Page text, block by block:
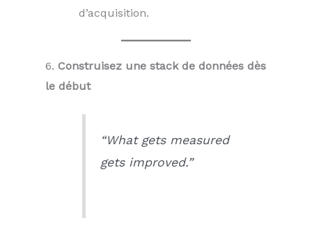
d’acquisition.
6. Construisez une stack de données dès
le début
“What gets measured
gets improved.”